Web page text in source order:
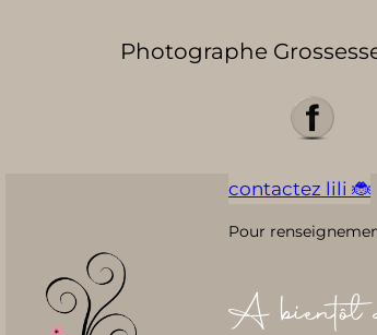
Photographe
contactez lili 🐞
Pour
A bientôt